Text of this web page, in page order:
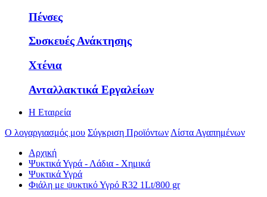
Πένσες
Συσκευές Ανάκτησης
Χτένια
Ανταλλακτικά Εργαλείων
Η Εταιρεία
Ο λογαργιασμός μου Σύγκριση ΠροϊόντωνΛίστα Αγαπημένων
Αρχική
Ψυκτικά Υγρά - Λάδια - Χημικά
Ψυκτικά Υγρά
Φιάλη με ψυκτικό Υγρό R32 1Lt/800 gr